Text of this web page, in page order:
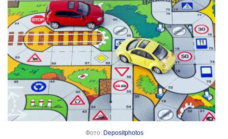
Фото: Depositphotos